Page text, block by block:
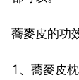
蕎麥皮的功
1、蕎麥皮